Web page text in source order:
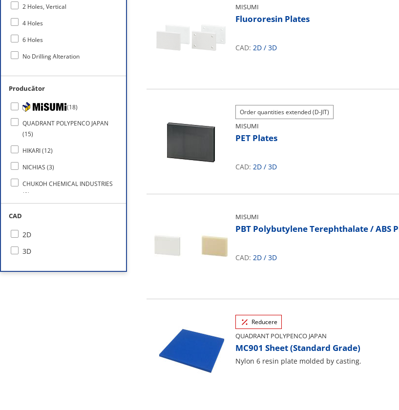
Black Gray
Dark Gray
Dark Brown
Beige
Transparent
2 Holes, Vertical
4 Holes
6 Holes
No Drilling Alteration
Producător
(18)
QUADRANT POLYPENCO JAPAN
(15)
HIKARI(12)
NICHIAS (3)
CHUKOH CHEMICAL INDUSTRIES
(1)
CAD
2D
3D
MISUMI
Fluororesin Plates
CAD: 2D / 3D
Order quantities extended (D-JIT)
MISUMI
PET Plates
CAD: 2D / 3D
MISUMI
PBT Polybutylene Terephthalate / ABS
CAD: 2D / 3D
Reducere
QUADRANT POLYPENCO JAPAN
MC901 Sheet (Standard Grade)
Nylon 6 resin plate molded by casting.